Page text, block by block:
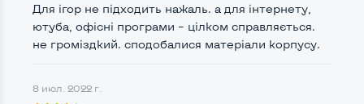
Возможности видеокарты:
Тип видеокартыВстроенный
Размер видеопамяти, Гб
Для ігор не підходить нажаль. а для інтернету,
ютуба, офісні програми – цілком справляється.
не громіздкий. сподобалися матеріали корпусу.
8 июл. 2022 г.